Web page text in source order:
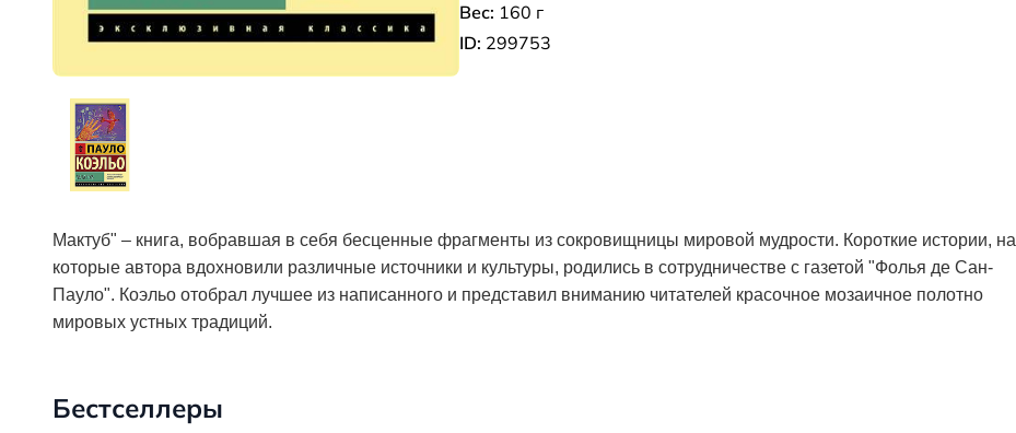
Вес: 160 г
ID: 299753
Мактуб" – книга, вобравшая в себя бесценные фрагменты из сокровищницы мировой мудрости. Короткие истории, на
которые автора вдохновили различные источники и культуры, родились в сотрудничестве с газетой "Фолья де Сан-
Пауло". Коэльо отобрал лучшее из написанного и представил вниманию читателей красочное мозаичное полотно
мировых устных традиций.
Бестселлеры